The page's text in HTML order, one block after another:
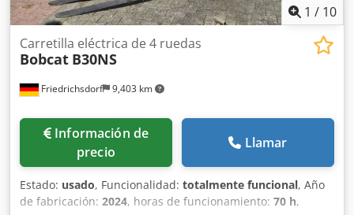
1 / 10
Friedrichsdorf 9,403 km
Carretilla eléctrica de 4 ruedas
Bobcat B30NS
Información de
precio
Llamar
Estado: usado, Funcionalidad: totalmente funcional, Año
de fabricación: 2024, horas de funcionamiento: 70 h,